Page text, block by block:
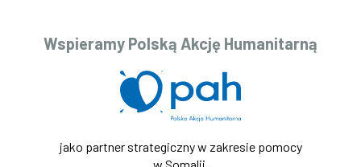
Wspieramy Polską Akcję Humanitarną
jako partner strategiczny w zakresie pomocy